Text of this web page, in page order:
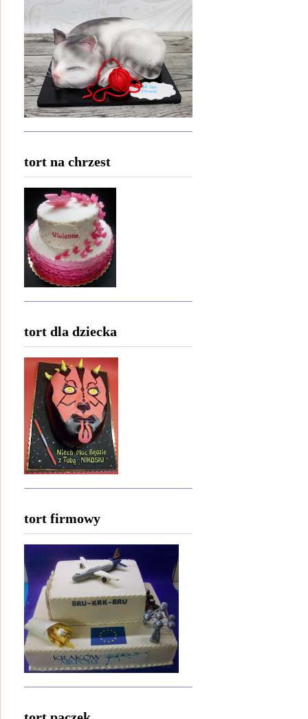
tort na chrzest
tort dla dziecka
tort firmowy